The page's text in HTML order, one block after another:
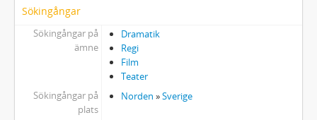
Sökingångar
Sökingångar på
ämne
Dramatik
Regi
Film
Teater
Sökingångar på
plats
Norden »Sverige